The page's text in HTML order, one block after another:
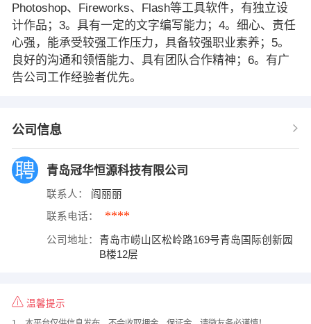
Photoshop、Fireworks、Flash等工具软件，有独立设
计作品；3。具有一定的文字编写能力；4。细心、责任
心强，能承受较强工作压力，具备较强职业素养；5。
良好的沟通和领悟能力、具有团队合作精神；6。有广
告公司工作经验者优先。
公司信息
青岛冠华恒源科技有限公司
联系人： 阎丽丽
联系电话： ****
公司地址：
青岛市崂山区松岭路169号青岛国际创新园
B楼12层
温馨提示